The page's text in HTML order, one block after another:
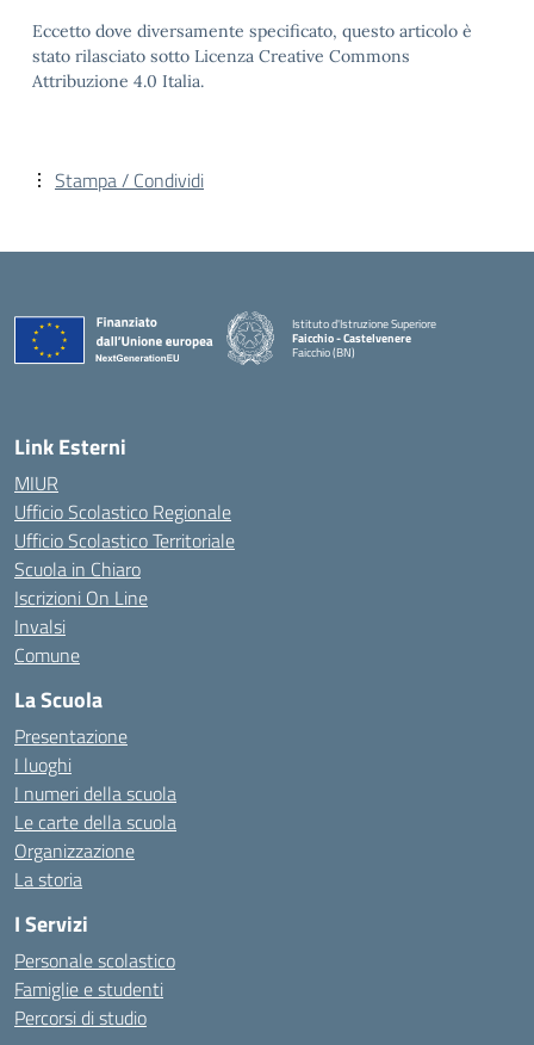
Eccetto dove diversamente specificato, questo articolo è
stato rilasciato sotto Licenza Creative Commons
Attribuzione 4.0 Italia.
Stampa / Condividi
Istituto d'Istruzione Superiore
Faicchio - Castelvenere
Faicchio (BN)
Link Esterni
MIUR
Ufficio Scolastico Regionale
Ufficio Scolastico Territoriale
Scuola in Chiaro
Iscrizioni On Line
Invalsi
Comune
La Scuola
Presentazione
I luoghi
I numeri della scuola
Le carte della scuola
Organizzazione
La storia
I Servizi
Personale scolastico
Famiglie e studenti
Percorsi di studio